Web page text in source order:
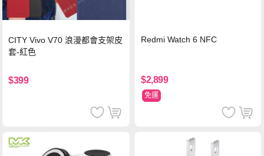
CITY Vivo V70 浪漫都會支架皮
套-紅色
$399
Redmi Watch 6 NFC
$2,899
免運